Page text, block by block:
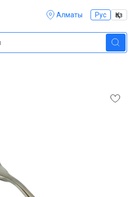
Алматы Рус Қаз